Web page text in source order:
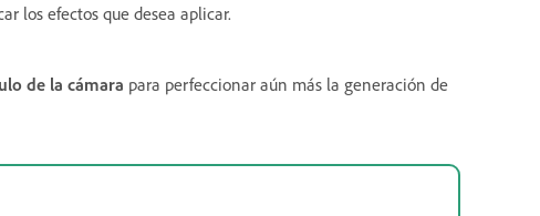
los efectos que desea aplicar.
de la cámara para perfeccionar aún más la generación de